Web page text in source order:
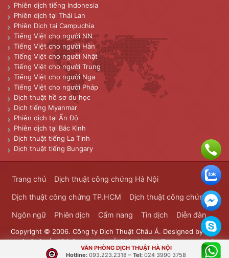
Phiên dịch tiếng Indonesia
Phiên dịch tại Thái Lan
Phiên Dịch tại Campuchia
Tiếng Việt cho người NN
Tiếng Việt cho người Hàn
Tiếng Việt cho người Nhật
Tiếng Việt cho người Trung
Tiếng Việt cho người Nga
Tiếng Việt cho người Pháp
Dịch thuật hồ sơ du học
Dịch tiếng Myanmar
Phiên dịch tại Ấn Độ
Phiên dịch tại Bắc Kinh
Dịch thuật tiếng La Tinh
Dịch thuật tiếng Bungary
Trang chủ Dịch thuật công chứng Hà Nội
Dịch thuật công chứng TP.HCM Dịch thuật công chứng
Ngôn ngữ Phiên dịch Cẩm nang Tin dịch Diễn đàn
Copyright © 2006. Công ty Dịch Thuật Châu Á. Designed by Dịch
thuật Châu Á. SEO Powered byÁ Châu Media. Transported Mails
Bưu Chính Đông Dương
VĂN PHÒNG DỊCH THUẬT HÀ NỘI
Hotline: 093.223.2318 – Tel: 024 3990 3758